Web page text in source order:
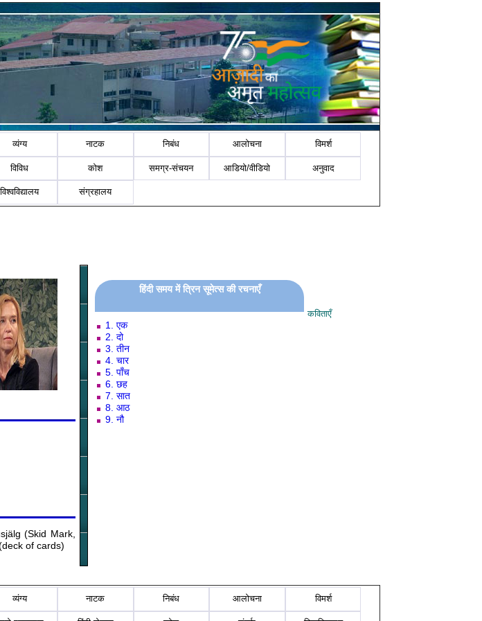
व्यंग्य नाटक निबंध आलोचना विमर्श
विविध कोश समग्र-संचयन आडियो/वीडियो अनुवाद
विश्वविद्यालय संग्रहालय
(Skid Mark,
of cards)
हिंदी समय में त्रिन सूमेत्स की रचनाएँ
कविताएँ
1. एक
2. दो
3. तीन
4. चार
5. पाँच
6. छह
7. सात
8. आठ
9. नौ
व्यंग्य नाटक निबंध आलोचना विमर्श